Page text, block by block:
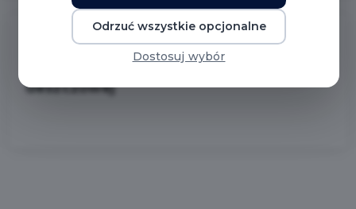
deszczowej
Odrzuć wszystkie opcjonalne
Dostosuj wybór